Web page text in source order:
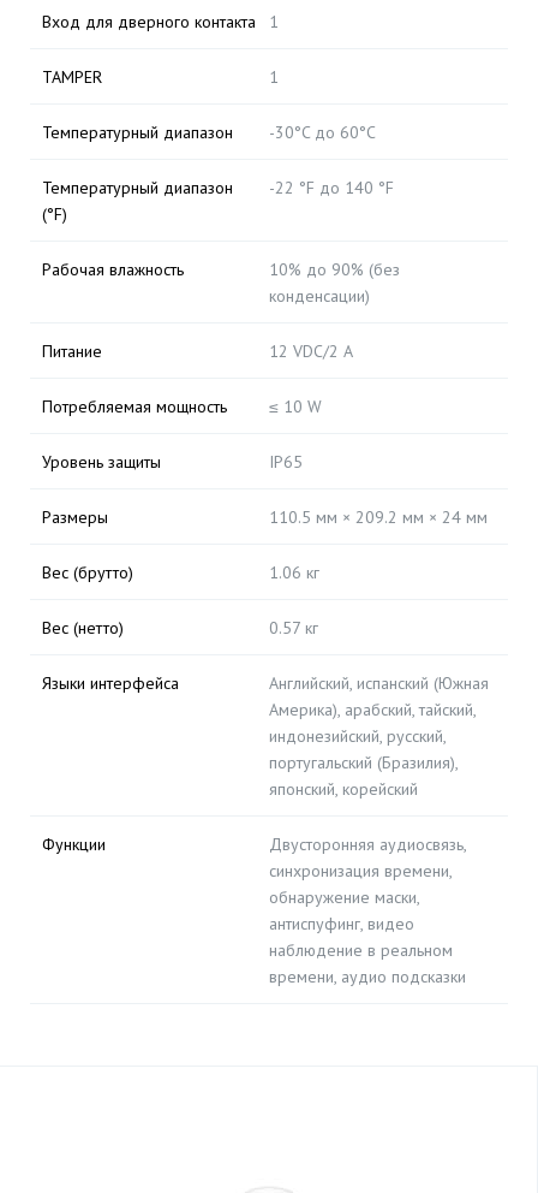
Вход для дверного контакта 1
TAMPER 1
Температурный диапазон -30°C до 60°C
Температурный диапазон
(°F)
-22 °F до 140 °F
Рабочая влажность
10% до 90% (без
конденсации)
Питание 12 VDC/2 A
Потребляемая мощность ≤ 10 W
Уровень защиты IP65
Размеры 110.5 мм × 209.2 мм × 24 мм
Вес (брутто) 1.06 кг
Вес (нетто) 0.57 кг
Языки интерфейса
Английский, испанский (Южная
Америка), арабский, тайский,
индонезийский, русский,
португальский (Бразилия),
японский, корейский
Функции
Двусторонняя аудиосвязь,
синхронизация времени,
обнаружение маски,
антиспуфинг, видео
наблюдение в реальном
времени, аудио подсказки